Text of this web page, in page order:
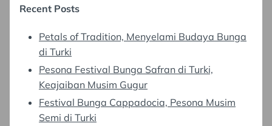
Recent Posts
Petals of Tradition, Menyelami Budaya Bunga
di Turki
Pesona Festival Bunga Safran di Turki,
Keajaiban Musim Gugur
Festival Bunga Cappadocia, Pesona Musim
Semi di Turki